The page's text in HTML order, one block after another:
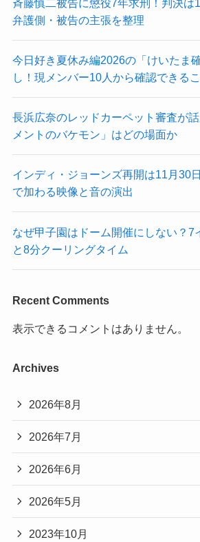
弁護側・被告の主張を整理
今日好き夏休み編2026の「けいたま
し！現メンバー10人から確認できる
長浜広奈のレッドカーペット審査が
メントのバケモン」はどの場面か
インディ・ジョーンズ再開は11月30
で加わる映像と音の演出
なぜ甲子園はドーム開催にしない？7
と8分クーリングタイム
Recent Comments
表示できるコメントはありません。
Archives
2026年8月
2026年7月
2026年6月
2026年5月
2023年10月